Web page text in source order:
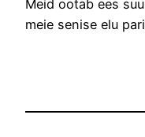
Meid ootab ees
meie senise elu